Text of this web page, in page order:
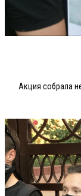
Акция собрала